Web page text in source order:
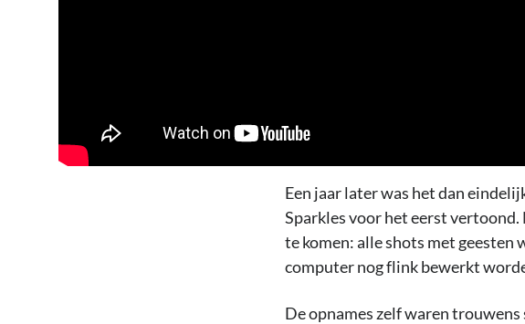
Een jaar later was het dan
Sparkles voor het eerst
te komen: alle shots met geesten
computer nog flink bewerkt
De opnames zelf waren